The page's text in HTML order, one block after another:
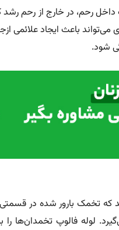
رحم، در خارج از رحم
باعث ایجاد علائمی
‌شود.
تخمک بارور شده در
لوله فالوپ تخمدان‌ها